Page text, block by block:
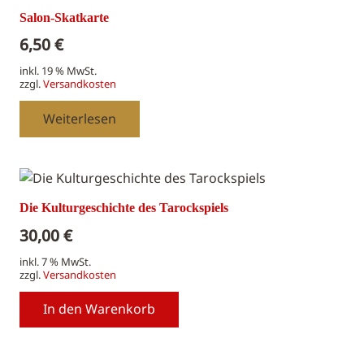
Salon-Skatkarte
6,50€
inkl. 19 % MwSt.
zzgl.Versandkosten
Weiterlesen
Die Kulturgeschichte des Tarockspiels
30,00€
inkl. 7 % MwSt.
zzgl.Versandkosten
In den Warenkorb